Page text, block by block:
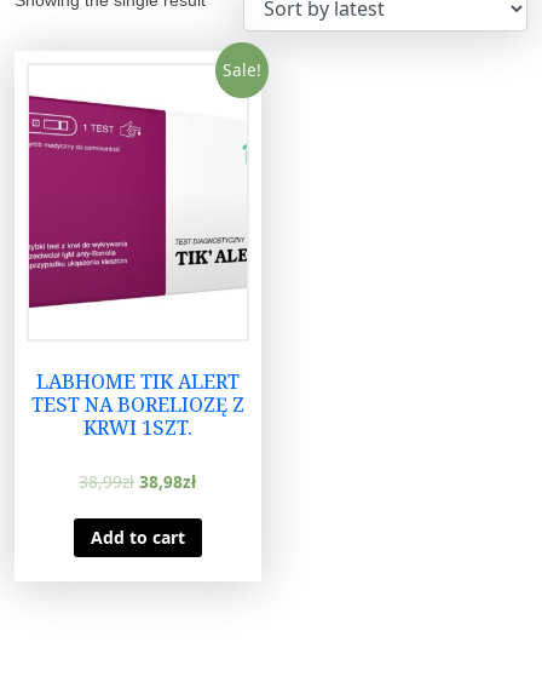
Sale!
LABHOME TIK ALERT
TEST NA BORELIOZĘ Z
KRWI 1SZT.
38,99zł 38,98zł
Add to cart